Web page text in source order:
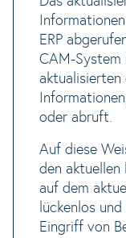
ERP
CAM-System
aktualisierten
oder abruft.
Auf diese
den aktuellen
auf dem
lückenlos
Eingriff von